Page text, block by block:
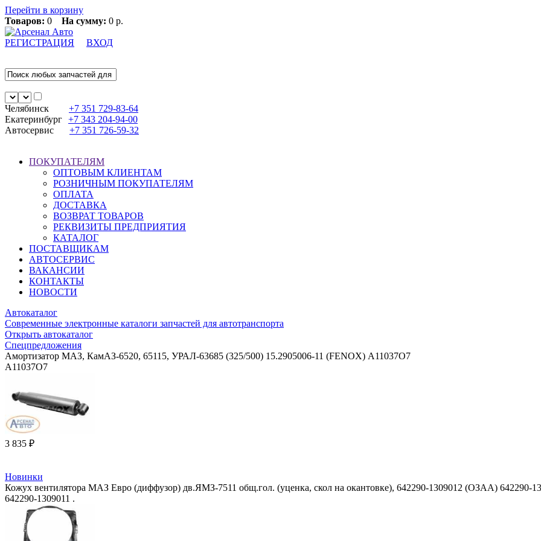
Перейти в корзину
Товаров: 0 На сумму: 0 р.
РЕГИСТРАЦИЯ ВХОД
Челябинск +7 351 729-83-64
Екатеринбург +7 343 204-94-00
Автосервис
+7 351 726-59-32
ПОКУПАТЕЛЯМ
ОПТОВЫМ КЛИЕНТАМ
РОЗНИЧНЫМ ПОКУПАТЕЛЯМ
ОПЛАТА
ДОСТАВКА
ВОЗВРАТ ТОВАРОВ
РЕКВИЗИТЫ ПРЕДПРИЯТИЯ
КАТАЛОГ
ПОСТАВЩИКАМ
АВТОСЕРВИС
ВАКАНСИИ
КОНТАКТЫ
НОВОСТИ
Автокаталог
Современные электронные каталоги запчастей для автотранспорта
Открыть автокаталог
Спецпредложения
Амортизатор МАЗ, КамАЗ-6520, 65115, УРАЛ-63685 (325/500) 15.2905006-11 (FENOX) A11037O7
A11037O7
3 835 ₽
Новинки
Кожух вентилятора МАЗ Евро (диффузор) дв.ЯМЗ-7511 общ.гол. (уценка, скол на окантовке), 642290-1309012 (ОЗАА) 642290-
642290-1309011 .